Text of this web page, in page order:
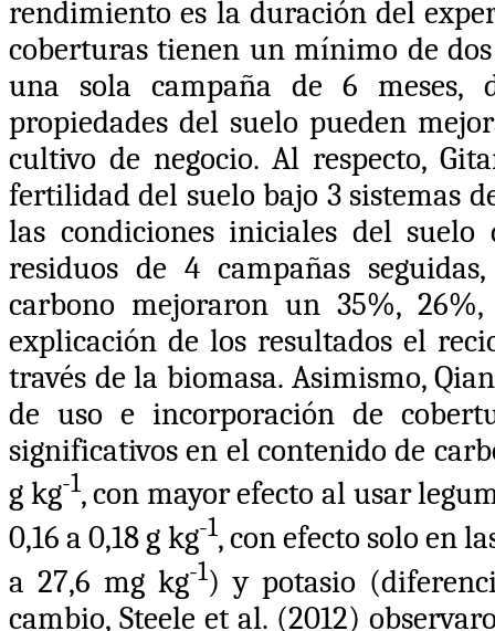
rendimiento es la duración del
coberturas tienen un mínimo de
una sola campaña de 6
propiedades del suelo pueden
cultivo de negocio. Al respecto,
fertilidad del suelo bajo 3 sistemas
las condiciones iniciales del
residuos de 4 campañas
carbono mejoraron un 35%,
explicación de los resultados el
través de la biomasa. Asimismo,
de uso e incorporación de
significativos en el contenido de
g kg-1, con mayor efecto al usar
0,16 a 0,18 g kg-1, con efecto solo en
a 27,6 mg kg-1) y potasio
cambio, Steele et al. (2012)